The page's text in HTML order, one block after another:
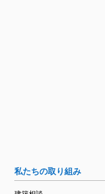
私たちの取り組み